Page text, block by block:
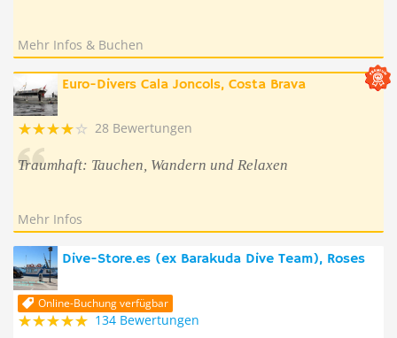
Mehr Infos & Buchen
Euro-Divers Cala Joncols, Costa Brava
28 Bewertungen
Traumhaft: Tauchen, Wandern und Relaxen
Mehr Infos
Dive-Store.es (ex Barakuda Dive Team), Roses
Online-Buchung verfügbar
134 Bewertungen